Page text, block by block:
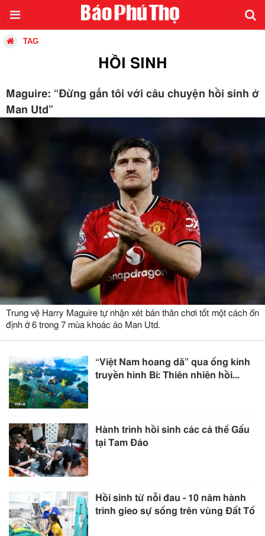
TAG
HỒI SINH
Maguire: “Đừng gắn tôi với câu chuyện hồi sinh ở
Man Utd”
Trung vệ Harry Maguire tự nhận xét bản thân chơi tốt một cách ổn
định ở 6 trong 7 mùa khoác áo Man Utd.
“Việt Nam hoang dã” qua ống kính
truyền hình Bỉ: Thiên nhiên hồi...
Hành trình hồi sinh các cá thể Gấu
tại Tam Đảo
Hồi sinh từ nỗi đau - 10 năm hành
trình gieo sự sống trên vùng Đất Tổ